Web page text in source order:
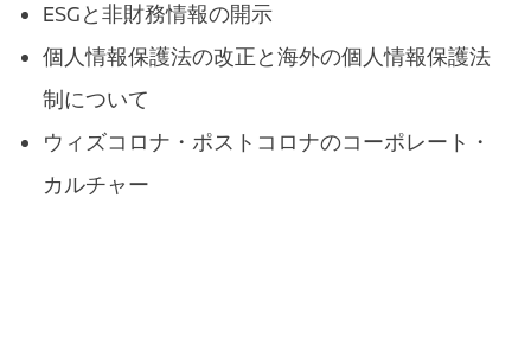
ESGと非財務情報の開示
個人情報保護法の改正と海外の個人情報保護法
制について
ウィズコロナ・ポストコロナのコーポレート・
カルチャー